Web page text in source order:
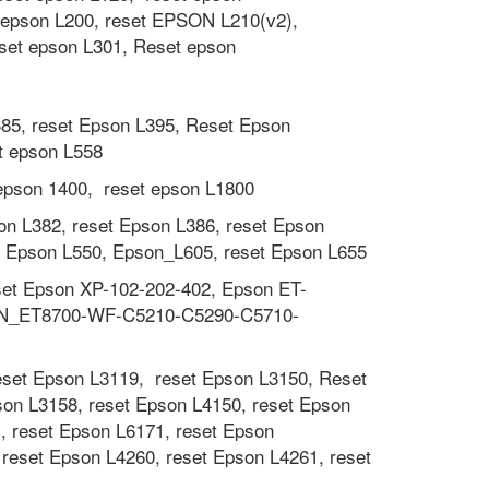
L200, reset EPSON L210(v2),
epson L301, Reset epson
reset Epson L395, Reset Epson
epson L558
1400, reset epson L1800
L382, reset Epson L386, reset Epson
L550, Epson_L605, reset Epson L655
Epson XP-102-202-402, Epson ET-
WF-C5210-C5290-C5710-
Epson L3119, reset Epson L3150, Reset
L3158, reset Epson L4150, reset Epson
reset Epson L6171, reset Epson
Epson L4260, reset Epson L4261, reset